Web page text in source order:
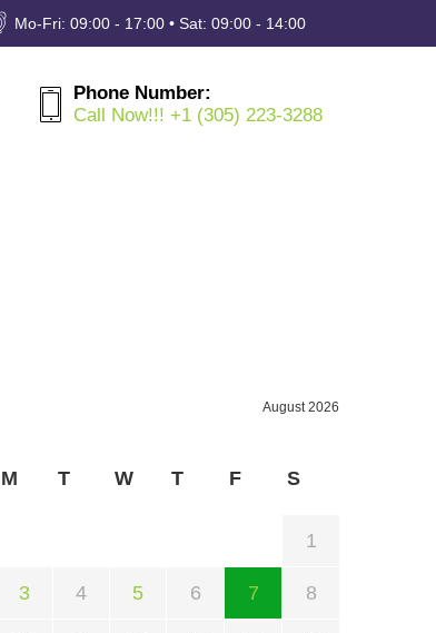
Mo-Fri: 09:00 - 17:00 • Sat: 09:00 - 14:00
Phone Number:
Call Now!!! +1 (305) 223-3288
August 2026
M T W T F S
1
3 4 5 6 7 8